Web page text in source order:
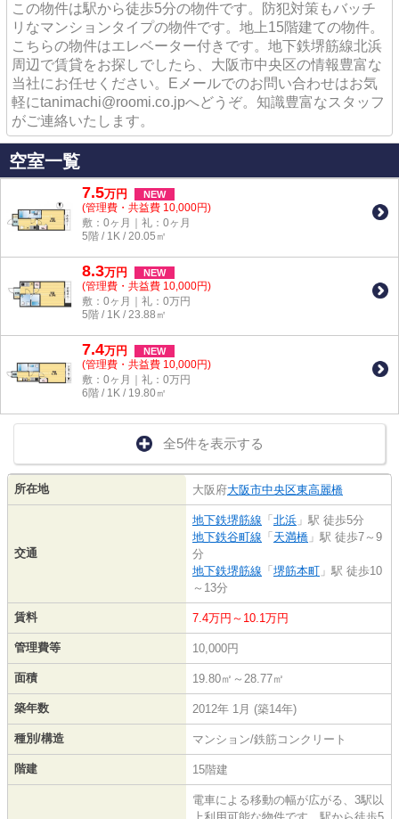
この物件は駅から徒歩5分の物件です。防犯対策もバッチ
リなマンションタイプの物件です。地上15階建ての物件。
こちらの物件はエレベーター付きです。地下鉄堺筋線北浜
周辺で賃貸をお探しでしたら、大阪市中央区の情報豊富な
当社にお任せください。Eメールでのお問い合わせはお気
軽にtanimachi@roomi.co.jpへどうぞ。知識豊富なスタッフ
がご連絡いたします。
空室一覧
7.5万円 NEW
(管理費・共益費 10,000円)
敷：0ヶ月｜礼：0ヶ月
5階 / 1K / 20.05㎡
8.3万円 NEW
(管理費・共益費 10,000円)
敷：0ヶ月｜礼：0万円
5階 / 1K / 23.88㎡
7.4万円 NEW
(管理費・共益費 10,000円)
敷：0ヶ月｜礼：0万円
6階 / 1K / 19.80㎡
全5件を表示する
所在地 大阪府大阪市中央区東高麗橋
交通
地下鉄堺筋線 「 北浜 」駅 徒歩5分
地下鉄谷町線 「 天満橋 」駅 徒歩7～9
分
地下鉄堺筋線 「 堺筋本町 」駅 徒歩10
～13分
賃料 7.4万円～10.1万円
管理費等 10,000円
面積 19.80㎡～28.77㎡
築年数 2012年 1月 (築14年)
種別/構造 マンション/鉄筋コンクリート
階建 15階建
電車による移動の幅が広がる、3駅以